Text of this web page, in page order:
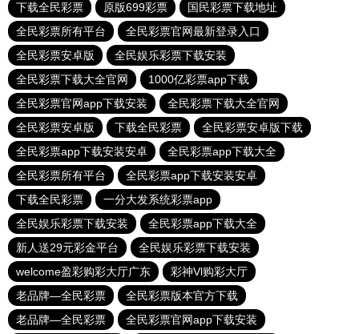
下载全民彩票
原版699彩票
国民彩票下载地址
全民彩票所有平台
全民彩票官网最新登录入口
全民彩票安卓版
全民娱乐彩票下载安装
全民彩票下载大全官网
1000亿彩票app下载
全民彩票官网app下载安装
全民彩票下载大全官网
全民彩票安卓版
下载全民彩票
全民彩票安卓版下载
全民彩票app下载安装安卓
全民彩票app下载大全
全民彩票所有平台
全民彩票app下载安装安卓
下载全民彩票
一分大发系统彩票app
全民娱乐彩票下载安装
全民彩票app下载大全
新人送29元彩金平台
全民娱乐彩票下载安装
welcome盈彩购彩大厅广东
彩神Vl购彩大厅
老品牌—全民彩票
全民彩票版本官方下载
老品牌—全民彩票
全民彩票官网app下载安装